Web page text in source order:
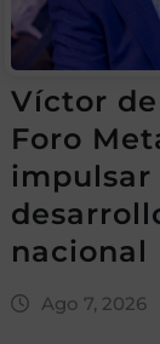
Víctor
Foro
impulsar
nacional
Ago 7, 2026